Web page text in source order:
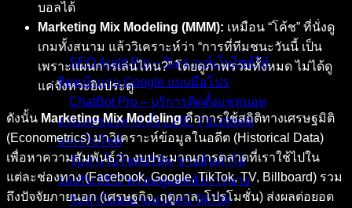
บริการของเรา
SEO Audit Pro – วิเคราะห์เว็บไซต์ให้
ติดหน้าแรก Google แบบมือโปร
ChatBot Pro – บริการติดตั้งแชทบอท
ครบทุกช่องทาง ทั้ง LINE, Facebook
และเว็บไซต์
รับทำเว็บไซต์บริษัท ขายสินค้าได้
รองรับ SEO พร้อมดูแลหลังการขาย
รับทำโฆษณาออนไลน์ TikTok
บอลได้
Marketing Mix Modeling (MMM): เหมือน “โค้ช” ที่นั่งดู
เกมทั้งสนาม แล้ววิเคราะห์ว่า “การที่ทีมชนะวันนี้ เป็น
เพราะแผนการเล่นไหน?” โดยดูภาพรวมทั้งหมด ไม่ได้ดู
แค่จังหวะยิงประตู
ดังนั้น Marketing Mix Modelingคือการใช้สถิติทางเศรษฐมิติ
(Econometrics) มาวิเคราะห์ข้อมูลในอดีต (Historical Data)
เพื่อหาความสัมพันธ์ว่า งบประมาณการตลาดที่เราใช้ไปใน
แต่ละช่องทาง (Facebook, Google, TikTok, TV, Billboard) รวม
ถึงปัจจัยภายนอก (เศรษฐกิจ, ฤดูกาล, โปรโมชั่น) ส่งผลต่อยอด